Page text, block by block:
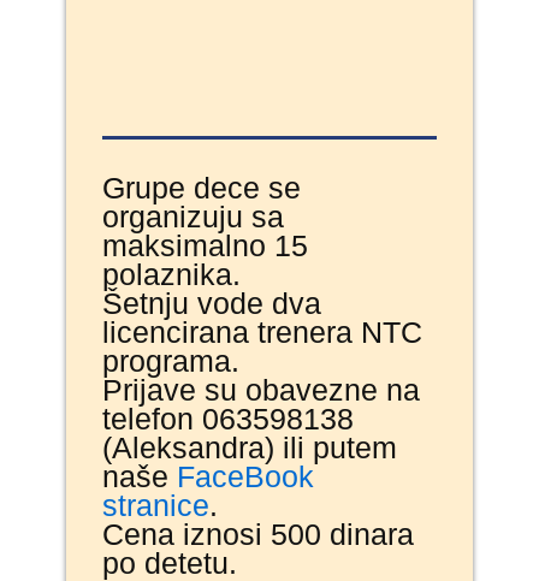
Grupe dece se
organizuju sa
maksimalno 15
polaznika.
Šetnju vode dva
licencirana trenera NTC
programa.
Prijave su obavezne na
telefon 063598138
(Aleksandra) ili putem
naše FaceBook
stranice.
Cena iznosi 500 dinara
po detetu.